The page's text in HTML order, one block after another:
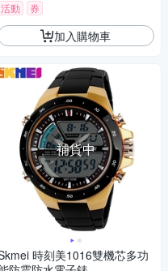
活動 券
加入購物車
補貨中
時刻美1016雙機芯多功